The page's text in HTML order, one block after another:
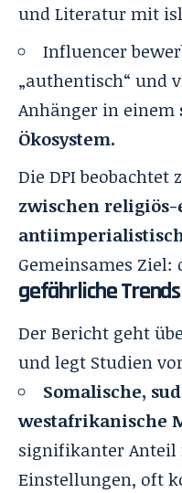
und Literatur mit
Influencer
„authentisch“ und
Anhänger in einem
Ökosystem.
Die DPI beobachtet
zwischen
Gemeinsames Ziel:
gefährliche Trends
Der Bericht geht
und legt Studien
Somalische,
westafrikanische
signifikanter
Einstellungen, oft